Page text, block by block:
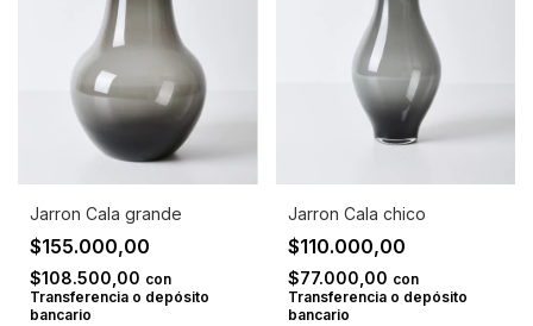
Jarron Cala grande
$155.000,00
$108.500,00 con
Transferencia o depósito
bancario
Jarron Cala chico
$110.000,00
$77.000,00 con
Transferencia o depósito
bancario